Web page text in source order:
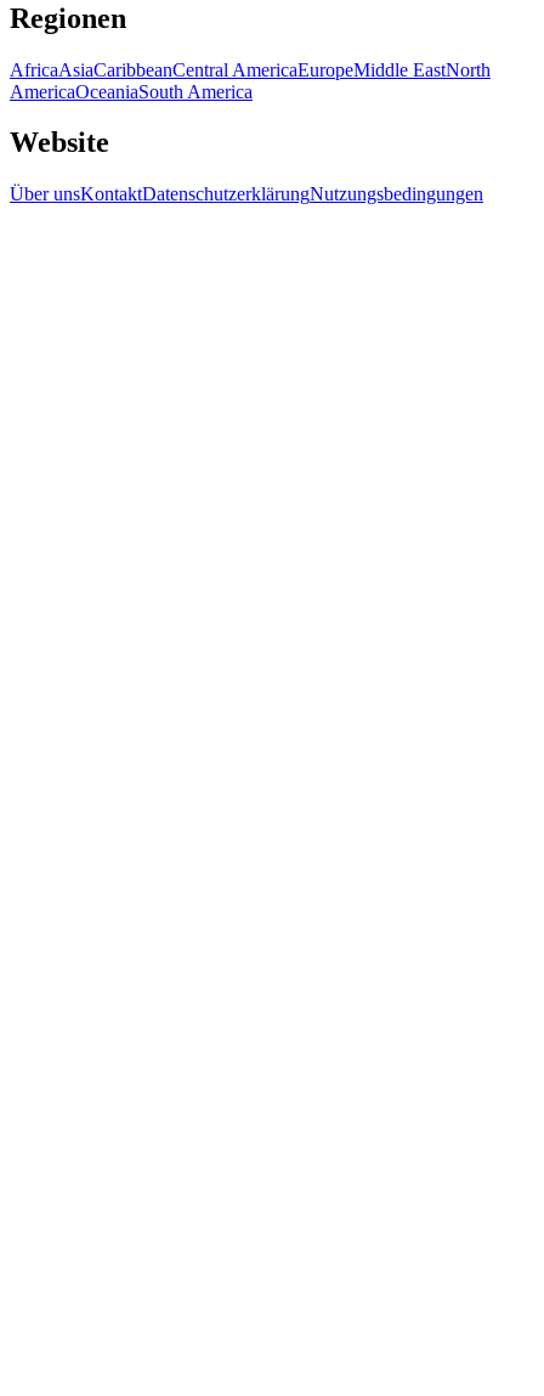
Regionen
AfricaAsiaCaribbeanCentral AmericaEuropeMiddle EastNorth
AmericaOceaniaSouth America
Website
Über unsKontaktDatenschutzerklärungNutzungsbedingungen